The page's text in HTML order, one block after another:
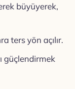
büyüyerek,
ters yön açılır.
güçlendirmek